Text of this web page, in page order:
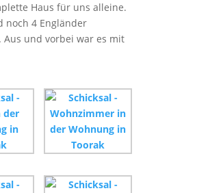
Haus für uns alleine.
noch 4 Engländer
Aus und vorbei war es mit